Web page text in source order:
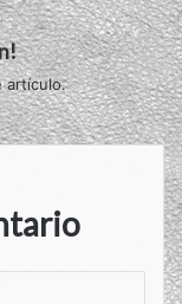
artículo.